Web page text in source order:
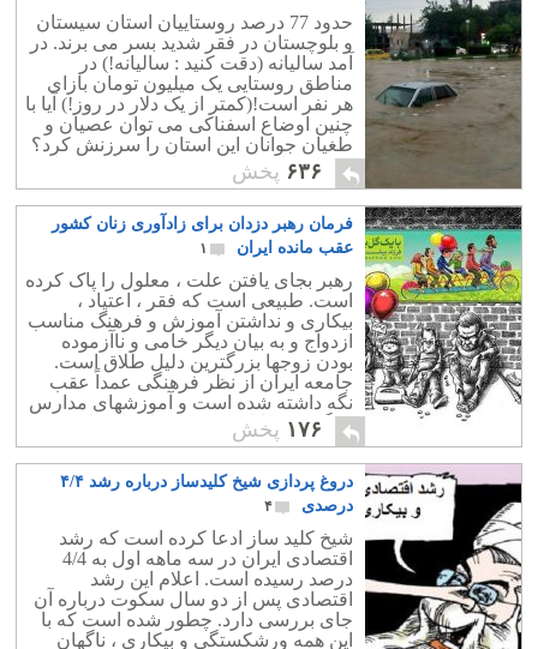
حدود 77 درصد روستاییان استان سیستان
و بلوچستان در فقر شدید بسر می برند. در
آمد سالیانه (دقت کنید : سالیانه!) در
مناطق روستایی یک میلیون تومان بازای
هر نفر است!(کمتر از یک دلار در روز!) آیا با
چنین اوضاع اسفناکی می توان عصیان و
طغیان جوانان این استان را سرزنش کرد؟
چه دستهای پشت پرده ای در کارند که این
همه ستم و تبعیض را به این استان و البته
بسیاری دیگر از استانهای مرزی ،ارمغان
داده اند؟ آیا جمهوری اسلامی آمده است تا
ایران را نابود و تجزیه کند؟
۶۳۶ پخش
فرمان رهبر دزدان برای زادآوری زنان کشور
عقب مانده ایران
۱
رهبر بجای یافتن علت ، معلول را پاک کرده
است. طبیعی است که فقر ، اعتیاد ،
بیکاری و نداشتن آموزش و فرهنگ مناسب
ازدواج و به بیان دیگر خامی و ناآزموده
بودن زوجها بزرگترین دلیل طلاق است.
جامعه ایران از نظر فرهنگی عمداً عقب
نگه داشته شده است و آموزشهای مدارس
هرگز به جوانان کمکی درباره ازدواج و
تشکیل خانواده نمی کند. ازدواجها هم بدلیل
محدودیتهای اسلامی معمولاً در هاله ای از
ابهام صورت می گیرد و بسیاری از جوانان
دقیقا نمی دانند زوج آینده شان چه رفتار و
کرداری دارد!
۱۷۶ پخش
دروغ پردازی شیخ کلیدساز درباره رشد ۴/۴
درصدی
۴
شیخ کلید ساز ادعا کرده است که رشد
اقتصادی ایران در سه ماهه اول به 4/4
درصد رسیده است. اعلام این رشد
اقتصادی پس از دو سال سکوت درباره آن
جای بررسی دارد. چطور شده است که با
این همه ورشکستگی و بیکاری ، ناگهان